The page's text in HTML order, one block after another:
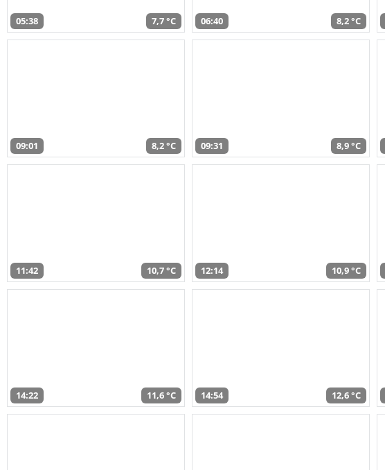
05:38 7,7 °C 06:40 8,2 °C
09:01 8,2 °C 09:31 8,9 °C
11:42 10,7 °C 12:14 10,9 °C
14:22 11,6 °C 14:54 12,6 °C